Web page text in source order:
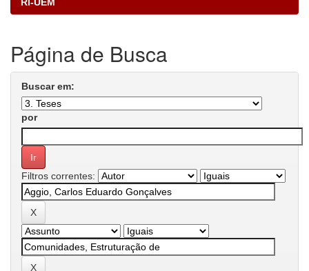
Página de Busca
Buscar em:
por
Filtros correntes: